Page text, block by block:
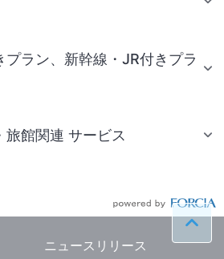
ペー
プラン、新幹線・JR付きプラ
旅館関連 サービス
ニュースリリース